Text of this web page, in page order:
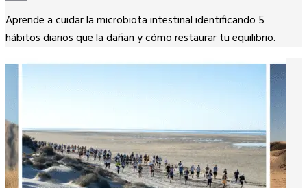
Copy
Link
Aprende a cuidar la microbiota intestinal identificando 5
hábitos diarios que la dañan y cómo restaurar tu equilibrio.